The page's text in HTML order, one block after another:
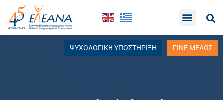
ΨΥΧΟΛΟΓΙΚΗ ΥΠΟΣΤΗΡΙΞΗ ΓΙΝΕ ΜΕΛΟΣ
Χρυσός (χάπια)